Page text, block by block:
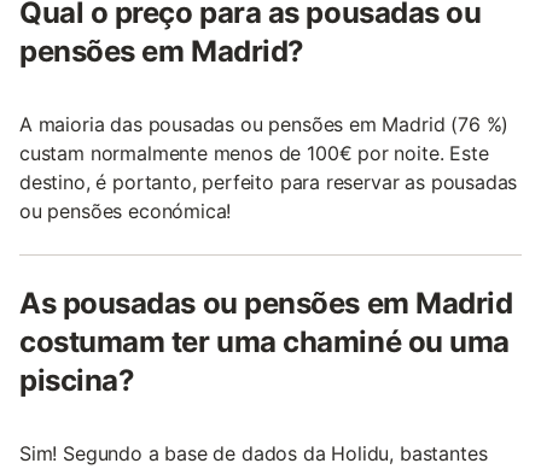
Qual o preço para as pousadas ou
pensões em Madrid?
A maioria das pousadas ou pensões em Madrid (76 %)
custam normalmente menos de 100€ por noite. Este
destino, é portanto, perfeito para reservar as pousadas
ou pensões económica!
As pousadas ou pensões em Madrid
costumam ter uma chaminé ou uma
piscina?
Sim! Segundo a base de dados da Holidu, bastantes